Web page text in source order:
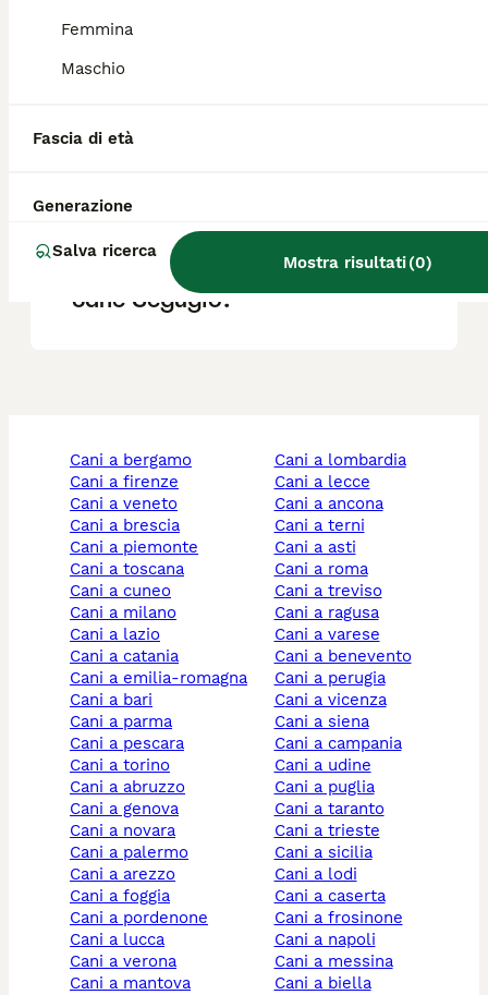
Femmina
Maschio
Fascia di età
Generazione
Salva ricerca
Mostra risultati(0)
Qual è il carattere del
Qual è la migliore razza di
cane Segugio?
cani a bergamo
cani a firenze
cani a veneto
cani a brescia
cani a piemonte
cani a toscana
cani a cuneo
cani a milano
cani a lazio
cani a catania
cani a emilia-romagna
cani a bari
cani a parma
cani a pescara
cani a torino
cani a abruzzo
cani a genova
cani a novara
cani a palermo
cani a arezzo
cani a foggia
cani a pordenone
cani a lucca
cani a verona
cani a mantova
cani a lombardia
cani a lecce
cani a ancona
cani a terni
cani a asti
cani a roma
cani a treviso
cani a ragusa
cani a varese
cani a benevento
cani a perugia
cani a vicenza
cani a siena
cani a campania
cani a udine
cani a puglia
cani a taranto
cani a trieste
cani a sicilia
cani a lodi
cani a caserta
cani a frosinone
cani a napoli
cani a messina
cani a biella